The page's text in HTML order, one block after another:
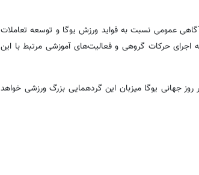
عمومی نسبت به فواید ورزش یوگا و توسعه تعاملات
حرکات گروهی و فعالیت‌های آموزشی مرتبط با این
جهانی یوگا میزبان این گردهمایی بزرگ ورزشی خواهد